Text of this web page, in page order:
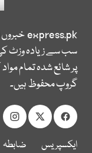
express.pk
سب سے زیادہ وزٹ
پر شائع شدہ تمام
گروپ محفوظ ہیں۔
ایکسپریس
ضابطہ